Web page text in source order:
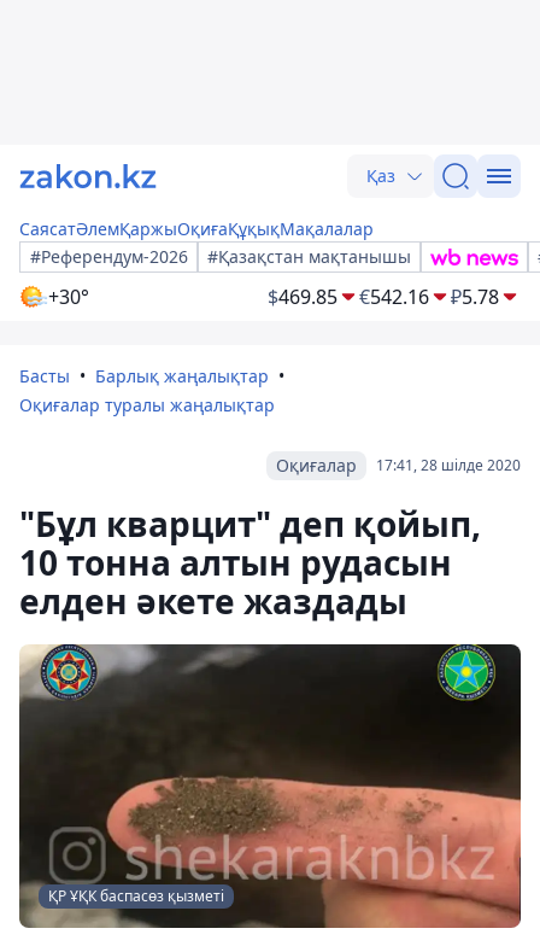
Қаз
СаясатӘлемҚаржыОқиғаҚұқықМақалалар
#Референдум-2026
#Қазақстан мақтанышы
+30° $469.85 €542.16 ₽5.78
Басты
Барлық жаңалықтар
Оқиғалар туралы жаңалықтар
17:41, 28 шілде 2020
Оқиғалар
"Бұл кварцит" деп қойып,
10 тонна алтын рудасын
елден әкете жаздады
ҚР ҰҚК баспасөз қызметі